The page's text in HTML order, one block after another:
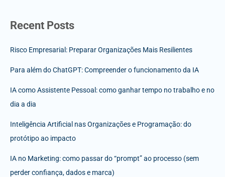
Recent Posts
Risco Empresarial: Preparar Organizações Mais Resilientes
Para além do ChatGPT: Compreender o funcionamento da IA
IA como Assistente Pessoal: como ganhar tempo no trabalho e no
dia a dia
Inteligência Artificial nas Organizações e Programação: do
protótipo ao impacto
IA no Marketing: como passar do “prompt” ao processo (sem
perder confiança, dados e marca)